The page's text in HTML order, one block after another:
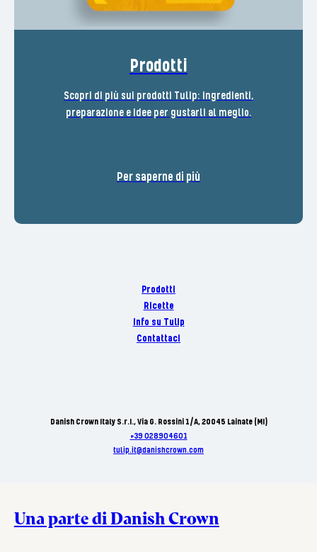
Prodotti
Scopri di più sui prodotti Tulip: ingredienti,
preparazione e idee per gustarli al meglio.
Per saperne di più
Prodotti
Ricette
Info su Tulip
Contattaci
Danish Crown Italy S.r.I., Via G. Rossini 1/A, 20045 Lainate (MI)
+39 028904601
tulip.it@danishcrown.com
Una parte di Danish Crown